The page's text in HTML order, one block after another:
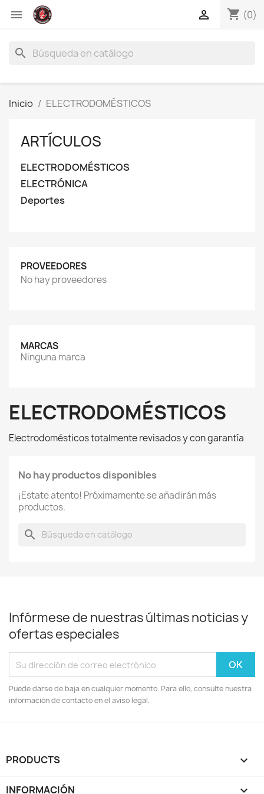
 shopping_cart (0)

search
Inicio ELECTRODOMÉSTICOS
ARTÍCULOS
ELECTRODOMÉSTICOS
ELECTRÓNICA
Deportes
PROVEEDORES
No hay proveedores
MARCAS
Ninguna marca
ELECTRODOMÉSTICOS
Electrodomésticos totalmente revisados y con garantía
No hay productos disponibles
¡Estate atento! Próximamente se añadirán más
productos.
search
Infórmese de nuestras últimas noticias y
ofertas especiales
Puede darse de baja en cualquier momento. Para ello, consulte nuestra
información de contacto en el aviso legal.
PRODUCTS 
INFORMACIÓN 